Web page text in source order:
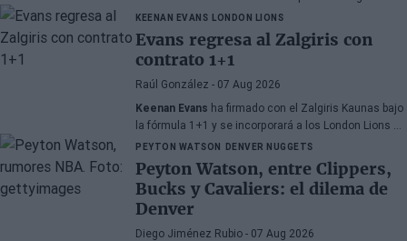
Mundet, la sección azulgrana ingresó cerca de tres
millones de euros procedentes de salidas de
jugadores, a pesar de un proceso de transferencias
marcado por la incertidumbre y los cambios de
última hora.
KEENAN EVANS LONDON LIONS
Evans regresa al Zalgiris con
contrato 1+1
Raúl González - 07 Aug 2026
Keenan Evans ha firmado con el Zalgiris Kaunas bajo
la fórmula 1+1 y se incorporará a los London Lions en
calidad de cedido durante la temporada 2026/27. El
base estadounidense continúa su proceso de
recuperación tras las lesiones sufridas en los
últimos meses.
PEYTON WATSON DENVER NUGGETS
Peyton Watson, entre Clippers,
Bucks y Cavaliers: el dilema de
Denver
Diego Jiménez Rubio - 07 Aug 2026